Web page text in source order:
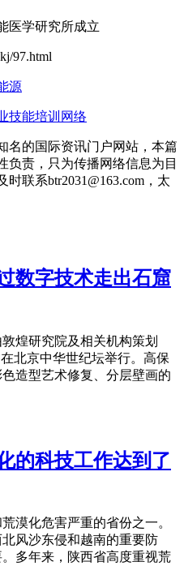
医学研究所成立
97.html
源
技能培训网络
名的国际资讯门户网站，本篇
负责，只为传播网络信息为目
联系btr2031@163.com，太
数字技术走出石窟
煌研究院及相关机构策划
北京中华世纪坛举行。高保
造型艺术修复、分层壁画的
的科技工作达到了
漠化危害严重的省份之一。
风沙东侵和越南的重要防
多年来，陕西省高度重视荒